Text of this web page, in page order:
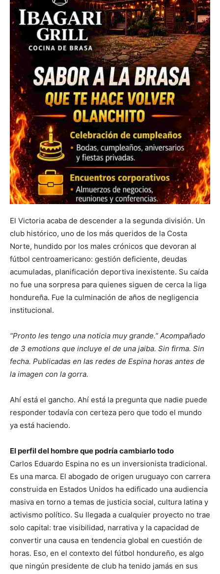
El Victoria acaba de descender a la segunda división. Un
club histórico, uno de los más queridos de la Costa
Norte, hundido por los males crónicos que devoran al
fútbol centroamericano: gestión deficiente, deudas
acumuladas, planificación deportiva inexistente. Su caída
no fue una sorpresa para quienes siguen de cerca la liga
hondureña. Fue la culminación de años de negligencia
institucional.
“Pronto les tengo una noticia muy grande.” Acompañado
de 3 emotions que incluye el de una jaiba. Sin firma. Sin
fecha. Publicadas en las redes de Espina horas antes de
la imagen con la gorra.
Ahí está el gancho. Ahí está la pregunta que nadie puede
responder todavía con certeza pero que todo el mundo
ya está haciendo.
El perfil del hombre que podría cambiarlo todo
Carlos Eduardo Espina no es un inversionista tradicional.
Es una marca. El abogado de origen uruguayo con carrera
construida en Estados Unidos ha edificado una audiencia
masiva en torno a temas de justicia social, cultura latina y
activismo político. Su llegada a cualquier proyecto no trae
solo capital: trae visibilidad, narrativa y la capacidad de
convertir una causa en tendencia global en cuestión de
horas. Eso, en el contexto del fútbol hondureño, es algo
que ningún presidente de club ha tenido jamás en sus